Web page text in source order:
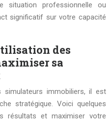
situation professionnelle ou
significatif sur votre capacité
des
sa
immobiliers, il est
stratégique. Voici quelques
résultats et maximiser votre